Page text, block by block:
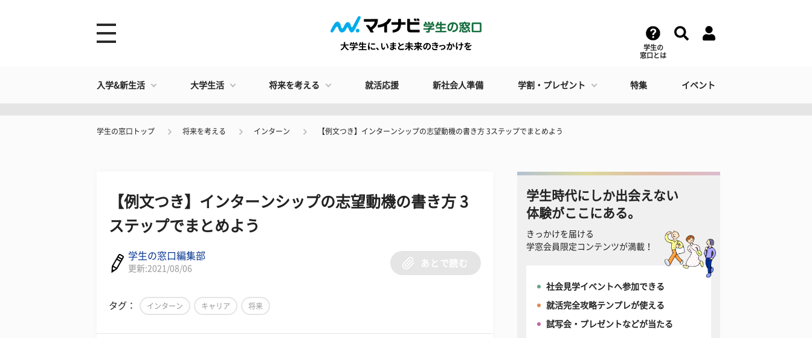
学生の
窓口とは
入学&新生活 大学生活 将来を考える 就活応援 新社会人準備 学割・プレゼント 特集 イベント
学生の窓口トップ 将来を考える インターン 【例文つき】インターンシップの志望動機の書き方 3ステップでまとめよう
【例文つき】インターンシップの志望動機の書き方 3
ステップでまとめよう
学生の窓口編集部
更新:2021/08/06
あとで読む
タグ： インターン キャリア 将来
学生時代にしか出会えない
体験がここにある。
きっかけを届ける
学窓会員限定コンテンツが満載！
社会見学イベントへ参加できる
就活完全攻略テンプレが使える
試写会・プレゼントなどが当たる